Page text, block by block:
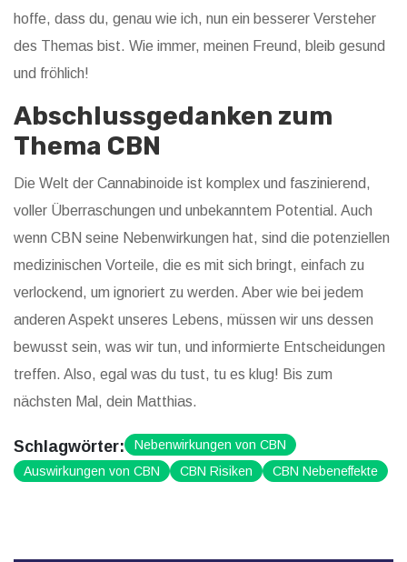
hoffe, dass du, genau wie ich, nun ein besserer Versteher
des Themas bist. Wie immer, meinen Freund, bleib gesund
und fröhlich!
Abschlussgedanken zum
Thema CBN
Die Welt der Cannabinoide ist komplex und faszinierend,
voller Überraschungen und unbekanntem Potential. Auch
wenn CBN seine Nebenwirkungen hat, sind die potenziellen
medizinischen Vorteile, die es mit sich bringt, einfach zu
verlockend, um ignoriert zu werden. Aber wie bei jedem
anderen Aspekt unseres Lebens, müssen wir uns dessen
bewusst sein, was wir tun, und informierte Entscheidungen
treffen. Also, egal was du tust, tu es klug! Bis zum
nächsten Mal, dein Matthias.
Schlagwörter:
Nebenwirkungen von CBN
Auswirkungen von CBN
CBN Risiken CBN Nebeneffekte